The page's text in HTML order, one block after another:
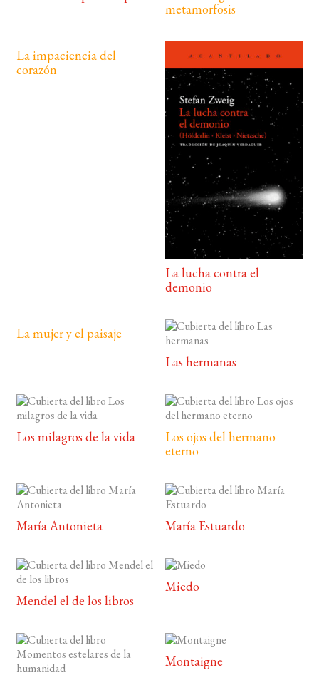
metamorfosis
La impaciencia del
corazón
La lucha contra el
demonio
La mujer y el paisaje
Las hermanas
Los milagros de la vida
Los ojos del hermano
eterno
María Antonieta María Estuardo
Mendel el de los libros
Miedo
Montaigne